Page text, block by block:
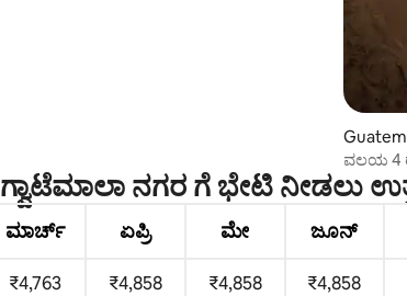
ವಲಯ 4
ಗ್ವಾಟೆಮಾಲಾ ನಗರ ಗೆ ಭೇಟಿ ನೀಡಲು
ಮಾರ್ಚ್ ಏಪ್ರಿ ಮೇ ಜೂನ್
₹4,763 ₹4,858 ₹4,858 ₹4,858